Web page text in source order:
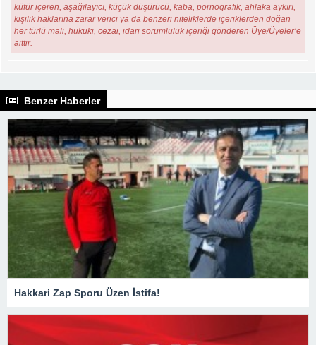
küfür içeren, aşağılayıcı, küçük düşürücü, kaba, pornografik, ahlaka aykırı,
kişilik haklarına zarar verici ya da benzeri niteliklerde içeriklerden doğan
her türlü mali, hukuki, cezai, idari sorumluluk içeriği gönderen Üye/Üyeler’e
aittir.
Benzer Haberler
Hakkari Zap Sporu Üzen İstifa!